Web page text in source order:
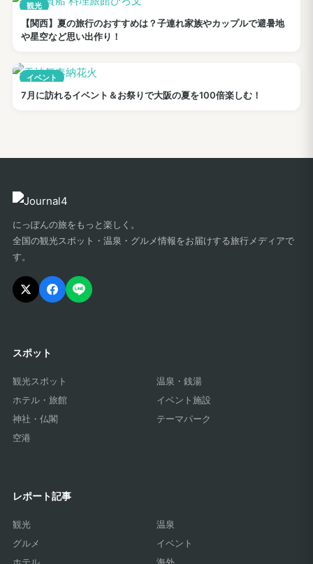
観光
【関西】夏の旅行のおすすめは？子連れ家族やカップルで避暑地
や星空など思い出作り！
イベント
7月に訪れるイベント＆お祭りで大阪の夏を100倍楽しむ！
にっぽんの旅をもっと楽しく。
全国の観光スポット・温泉・グルメ情報をお届けする旅行メディアで
す。
スポット
観光スポット
温泉・銭湯
ホテル・旅館
イベント施設
神社・仏閣
テーマパーク
空港
レポート記事
観光
温泉
グルメ
イベント